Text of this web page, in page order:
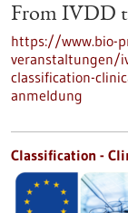
From IVDD
https://www.bio-
veranstaltungen/
classification-
anmeldung
Classification -